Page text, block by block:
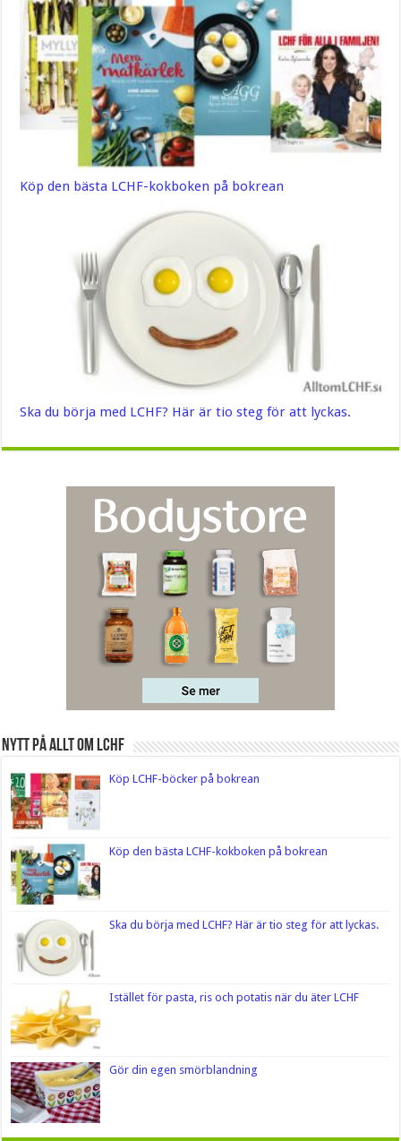
Köp den bästa LCHF-kokboken på bokrean
Ska du börja med LCHF? Här är tio steg för att lyckas.
Nytt på Allt om LCHF
Köp LCHF-böcker på bokrean
Köp den bästa LCHF-kokboken på bokrean
Ska du börja med LCHF? Här är tio steg för att lyckas.
Istället för pasta, ris och potatis när du äter LCHF
Gör din egen smörblandning